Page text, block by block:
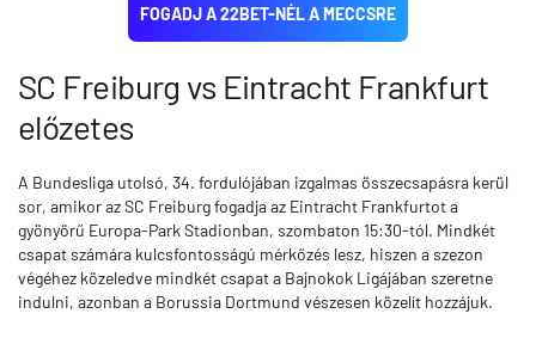
FOGADJ A 22BET-NÉL A MECCSRE
SC Freiburg vs Eintracht Frankfurt
előzetes
A Bundesliga utolsó, 34. fordulójában izgalmas összecsapásra kerül
sor, amikor az SC Freiburg fogadja az Eintracht Frankfurtot a
gyönyörű Europa-Park Stadionban, szombaton 15:30-tól. Mindkét
csapat számára kulcsfontosságú mérkőzés lesz, hiszen a szezon
végéhez közeledve mindkét csapat a Bajnokok Ligájában szeretne
indulni, azonban a Borussia Dortmund vészesen közelít hozzájuk.